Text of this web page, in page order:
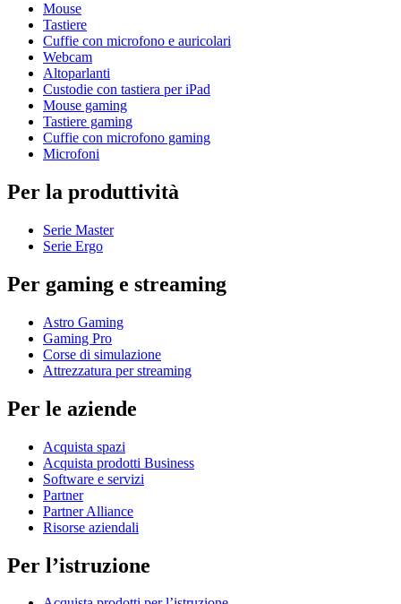
Mouse
Tastiere
Cuffie con microfono e auricolari
Webcam
Altoparlanti
Custodie con tastiera per iPad
Mouse gaming
Tastiere gaming
Cuffie con microfono gaming
Microfoni
Per la produttività
Serie Master
Serie Ergo
Per gaming e streaming
Astro Gaming
Gaming Pro
Corse di simulazione
Attrezzatura per streaming
Per le aziende
Acquista spazi
Acquista prodotti Business
Software e servizi
Partner
Partner Alliance
Risorse aziendali
Per l’istruzione